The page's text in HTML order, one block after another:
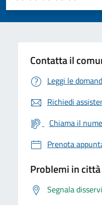
Valuta 5
Valuta 4
Valuta 3 stelle su
Valuta 2 stelle su 5
Valuta 1 stelle su 5
Contatta il
Leggi le
Richiedi
Chiama il
Prenota
Problemi in città
Segnala